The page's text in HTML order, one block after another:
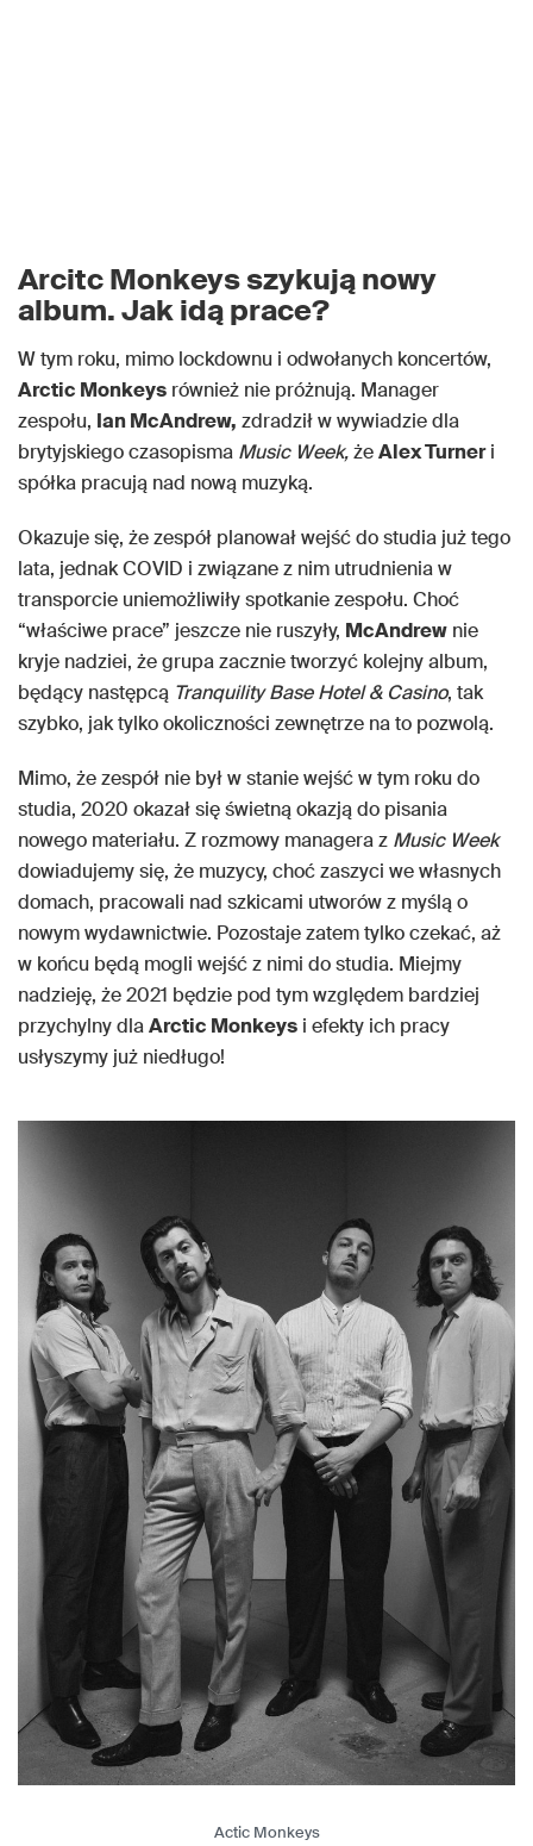
Arcitc Monkeys szykują nowy
album. Jak idą prace?
W tym roku, mimo lockdownu i odwołanych koncertów,
Arctic Monkeys również nie próżnują. Manager
zespołu, Ian McAndrew, zdradził w wywiadzie dla
brytyjskiego czasopisma Music Week,żeAlex Turneri
spółka pracują nad nową muzyką.
Okazuje się, że zespół planował wejść do studia już tego
lata, jednak COVID i związane z nim utrudnienia w
transporcie uniemożliwiły spotkanie zespołu. Choć
“właściwe prace” jeszcze nie ruszyły, McAndrew nie
kryje nadziei, że grupa zacznie tworzyć kolejny album,
będący następcą Tranquility Base Hotel & Casino, tak
szybko, jak tylko okoliczności zewnętrze na to pozwolą.
Mimo, że zespół nie był w stanie wejść w tym roku do
studia, 2020 okazał się świetną okazją do pisania
nowego materiału. Z rozmowy managera z Music Week
dowiadujemy się, że muzycy, choć zaszyci we własnych
domach, pracowali nad szkicami utworów z myślą o
nowym wydawnictwie. Pozostaje zatem tylko czekać, aż
w końcu będą mogli wejść z nimi do studia. Miejmy
nadzieję, że 2021 będzie pod tym względem bardziej
przychylny dlaArctic Monkeys i efekty ich pracy
usłyszymy już niedługo!
Actic Monkeys